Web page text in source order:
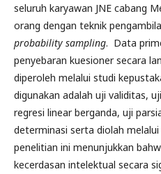
seluruh karyawan JNE cabang
orang dengan teknik
probability sampling. Data
penyebaran kuesioner secara
diperoleh melalui studi
digunakan adalah uji validitas,
regresi linear berganda, uji
determinasi serta diolah melalui
penelitian ini menunjukkan
kecerdasan intelektual secara